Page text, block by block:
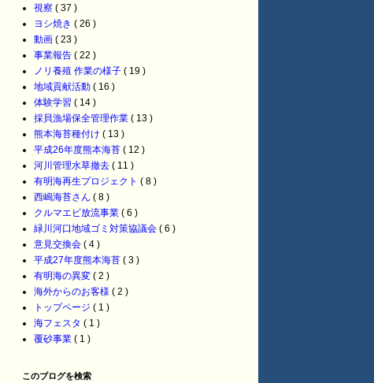
視察 ( 37 )
ヨシ焼き ( 26 )
動画 ( 23 )
事業報告 ( 22 )
ノリ養殖 作業の様子 ( 19 )
地域貢献活動 ( 16 )
体験学習 ( 14 )
採貝漁場保全管理作業 ( 13 )
熊本海苔種付け ( 13 )
平成26年度熊本海苔 ( 12 )
河川管理水草撤去 ( 11 )
有明海再生プロジェクト ( 8 )
西嶋海苔さん ( 8 )
クルマエビ放流事業 ( 6 )
緑川河口地域ゴミ対策協議会 ( 6 )
意見交換会 ( 4 )
平成27年度熊本海苔 ( 3 )
有明海の異変 ( 2 )
海外からのお客様 ( 2 )
トップページ ( 1 )
海フェスタ ( 1 )
覆砂事業 ( 1 )
このブログを検索